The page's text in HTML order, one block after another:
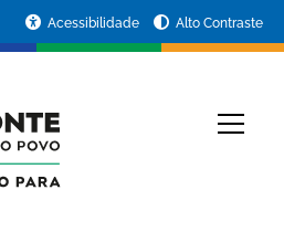
Acessibilidade Alto Contraste